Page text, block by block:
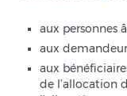
aux personnes
aux
aux
de l’allocation